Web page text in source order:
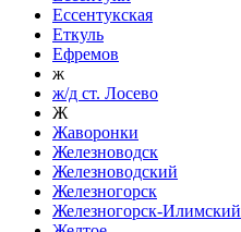
Ессентукская
Еткуль
Ефремов
ж
ж/д ст. Лосево
Ж
Жаворонки
Железноводск
Железноводский
Железногорск
Железногорск-Илимский